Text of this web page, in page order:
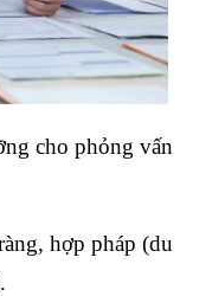
cho phỏng vấn
hợp pháp (du